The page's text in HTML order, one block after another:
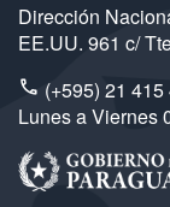
Dirección
EE.UU. 961 c/
(+595) 21 415
Lunes a Viernes